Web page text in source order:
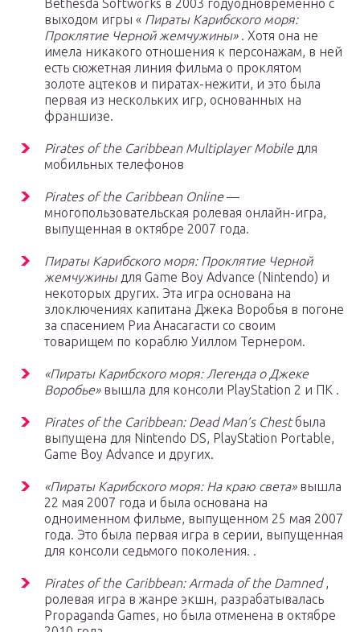
Bethesda Softworks в 2003 годуодновременно с
выходом игры « Пираты Карибского моря:
Проклятие Черной жемчужины». Хотя она не
имела никакого отношения к персонажам, в ней
есть сюжетная линия фильма о проклятом
золоте ацтеков и пиратах-нежити, и это была
первая из нескольких игр, основанных на
франшизе.
Pirates of the Caribbean Multiplayer Mobileдля
мобильных телефонов
Pirates of the Caribbean Online—
многопользовательская ролевая онлайн-игра,
выпущенная в октябре 2007 года.
Пираты Карибского моря: Проклятие Черной
жемчужиныдля Game Boy Advance (Nintendo) и
некоторых других. Эта игра основана на
злоключениях капитана Джека Воробья в погоне
за спасением Риа Анасагасти со своим
товарищем по кораблю Уиллом Тернером.
«Пираты Карибского моря: Легенда о Джеке
Воробье»вышла для консоли PlayStation 2 и ПК .
Pirates of the Caribbean: Dead Man’s Chestбыла
выпущена для Nintendo DS, PlayStation Portable,
Game Boy Advance и других.
«Пираты Карибского моря: На краю света»вышла
22 мая 2007 года и была основана на
одноименном фильме, выпущенном 25 мая 2007
года. Это была первая игра в серии, выпущенная
для консоли седьмого поколения. .
Pirates of the Caribbean: Armada of the Damned,
ролевая игра в жанре экшн, разрабатывалась
Propaganda Games, но была отменена в октябре